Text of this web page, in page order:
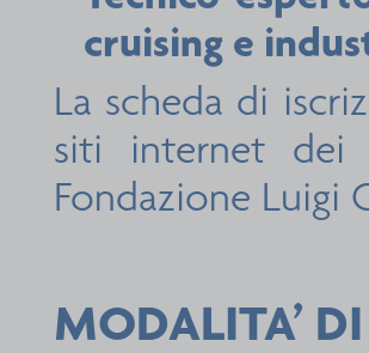
cruising e
La scheda di
siti internet dei
Fondazione Luigi
MODALITA’